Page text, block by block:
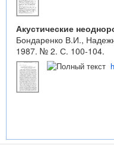
Акустические
Бондаренко В.И.,
1987. № 2. С. 100-104.